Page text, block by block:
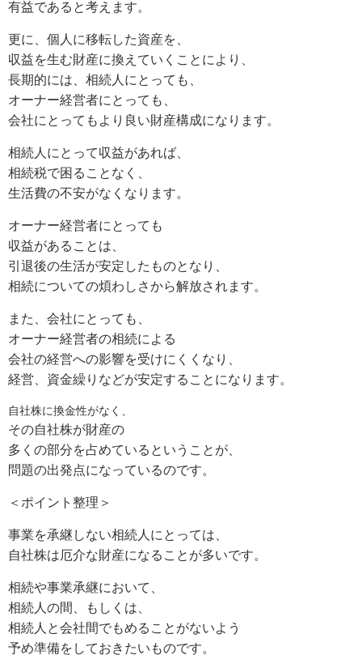
有益であると考えます。
更に、個人に移転した資産を、
収益を生む財産に換えていくことにより、
長期的には、相続人にとっても、
オーナー経営者にとっても、
会社にとってもより良い財産構成になります。
相続人にとって収益があれば、
相続税で困ることなく、
生活費の不安がなくなります。
オーナー経営者にとっても
収益があることは、
引退後の生活が安定したものとなり、
相続についての煩わしさから解放されます。
また、会社にとっても、
オーナー経営者の相続による
会社の経営への影響を受けにくくなり、
経営、資金繰りなどが安定することになります。
自社株に換金性がなく、
その自社株が財産の
多くの部分を占めているということが、
問題の出発点になっているのです。
＜ポイント整理＞
事業を承継しない相続人にとっては、
自社株は厄介な財産になることが多いです。
相続や事業承継において、
相続人の間、もしくは、
相続人と会社間でもめることがないよう
予め準備をしておきたいものです。